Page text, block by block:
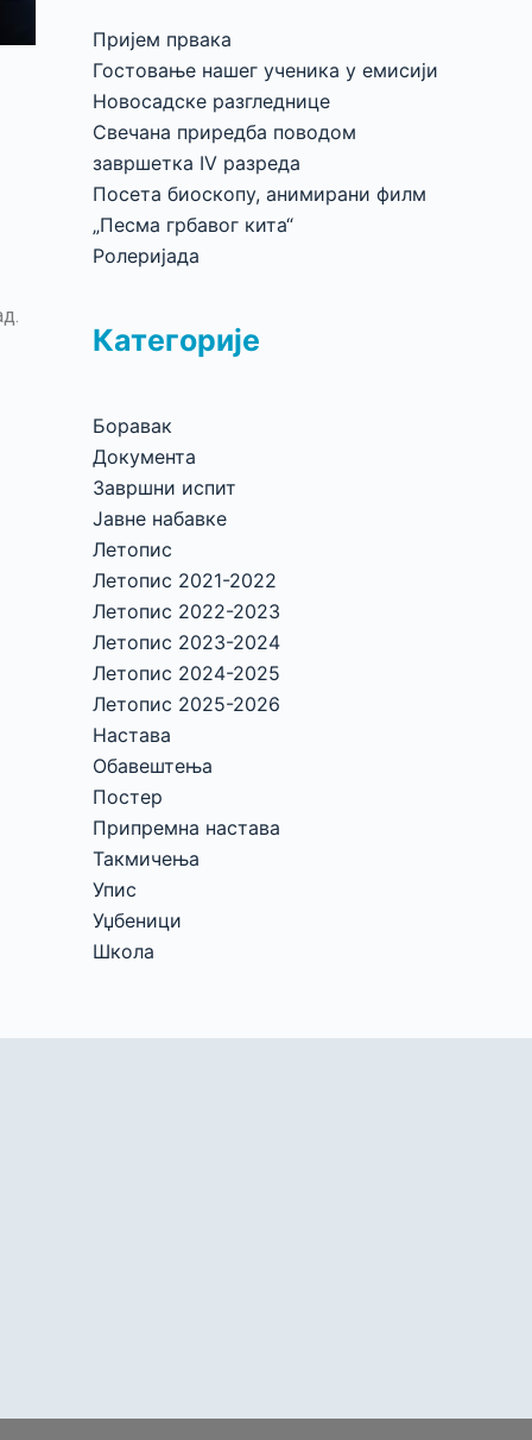
Пријем првака
Гостовање нашег ученика у емисији
Новосадске разгледнице
Свечана приредба поводом
завршетка IV разреда
Посета биоскопу, анимирани филм
„Песма грбавог кита“
Ролеријада
Категорије
Боравак
Документа
Завршни испит
Јавне набавке
Летопис
Летопис 2021-2022
Летопис 2022-2023
Летопис 2023-2024
Летопис 2024-2025
Летопис 2025-2026
Настава
Обавештења
Постер
Припремна настава
Такмичења
Упис
Уџбеници
Школа